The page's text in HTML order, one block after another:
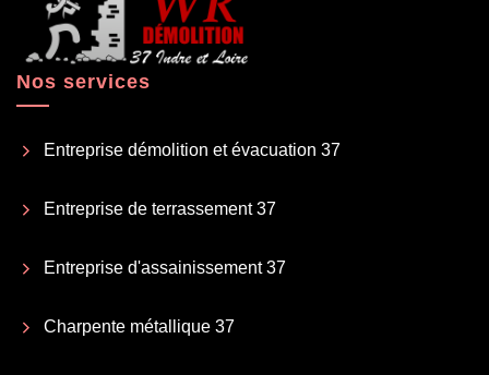
Nos services
Entreprise démolition et évacuation 37
Entreprise de terrassement 37
Entreprise d'assainissement 37
Charpente métallique 37